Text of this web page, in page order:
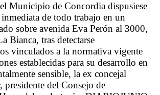
Municipio de Concordia dispusiese
de todo trabajo en un
sobre avenida Eva Perón al 3000,
Bianca, tras detectarse
vinculados a la normativa vigente
establecidas para su desarrollo en
sensible, la ex concejal
presidente del Consejo de